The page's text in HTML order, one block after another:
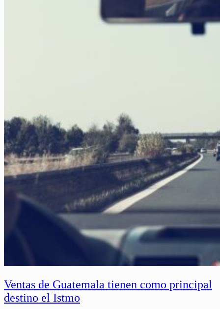
Ventas de Guatemala tienen como principal
destino el Istmo